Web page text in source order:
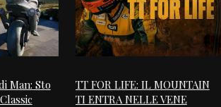
Man: Sto
TT FOR LIFE: IL MOUNTAIN
TI ENTRA NELLE VENE